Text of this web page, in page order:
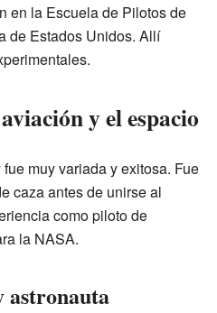
en la Escuela de Pilotos de
de Estados Unidos. Allí
y el espacio
muy variada y exitosa. Fue
caza antes de unirse al
como piloto de
la NASA.
astronauta